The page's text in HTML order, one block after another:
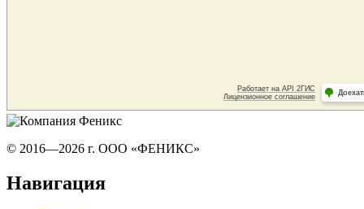
© 2016—2026 г. ООО «ФЕНИКС»
Навигация